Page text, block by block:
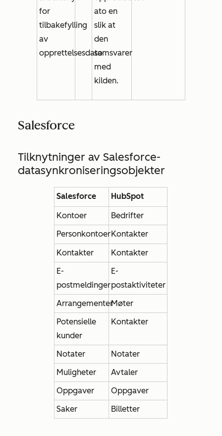
for
tilbakefylling
av
opprettelsesdato
atoen
slik at
den
samsvarer
med
kilden.
Salesforce
Tilknytninger av Salesforce-
datasynkroniseringsobjekter
Salesforce HubSpot
Kontoer
Bedrifter
PersonkontoerKontakter
Kontakter
Kontakter
E-
postmeldinger
E-
postaktiviteter
ArrangementerMøter
Potensielle
kunder
Kontakter
Notater
Notater
Muligheter
Avtaler
Oppgaver
Oppgaver
Saker
Billetter